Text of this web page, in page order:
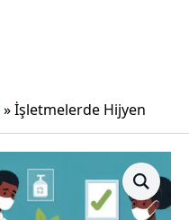
»İşletmelerde Hijyen